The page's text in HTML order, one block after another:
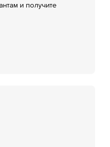
и получите